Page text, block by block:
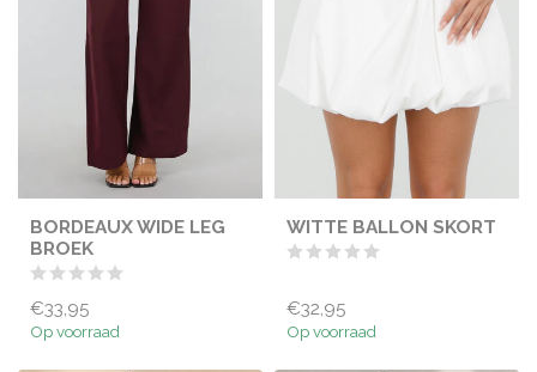
BORDEAUX WIDE LEG
BROEK
€33,95
Op voorraad
WITTE BALLON SKORT
€32,95
Op voorraad